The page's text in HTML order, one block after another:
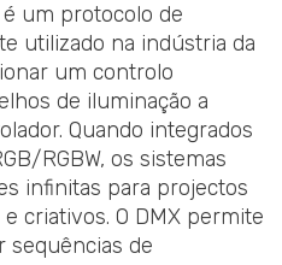
é um protocolo de
utilizado na indústria da
um controlo
de iluminação a
Quando integrados
RGBW, os sistemas
infinitas para projectos
criativos. O DMX permite
sequências de